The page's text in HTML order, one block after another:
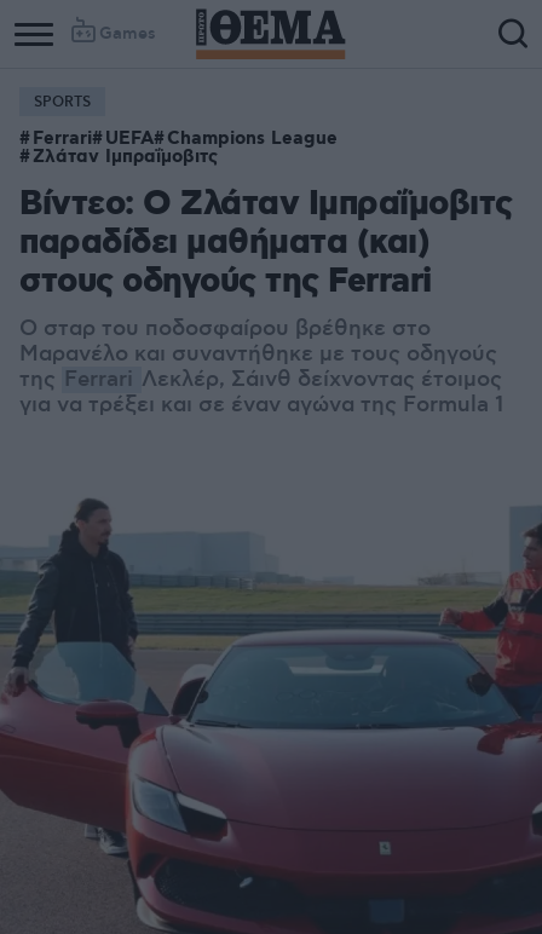
Games
SPORTS
Ferrari UEFA Champions League
Ζλάταν Ιμπραΐμοβιτς
Βίντεο: Ο Ζλάταν Ιμπραΐμοβιτς
παραδίδει μαθήματα (και)
στους οδηγούς της Ferrari
Ο σταρ του ποδοσφαίρου βρέθηκε στο
Μαρανέλο και συναντήθηκε με τους οδηγούς
της Ferrari Λεκλέρ, Σάινθ δείχνοντας έτοιμος
για να τρέξει και σε έναν αγώνα της Formula 1